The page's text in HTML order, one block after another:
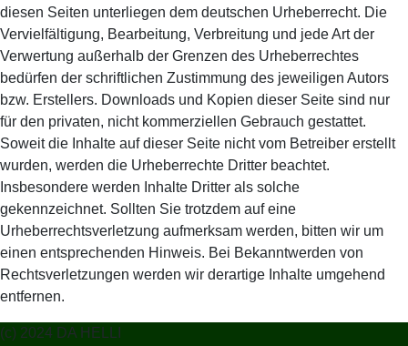
diesen Seiten unterliegen dem deutschen Urheberrecht. Die
Vervielfältigung, Bearbeitung, Verbreitung und jede Art der
Verwertung außerhalb der Grenzen des Urheberrechtes
bedürfen der schriftlichen Zustimmung des jeweiligen Autors
bzw. Erstellers. Downloads und Kopien dieser Seite sind nur
für den privaten, nicht kommerziellen Gebrauch gestattet.
Soweit die Inhalte auf dieser Seite nicht vom Betreiber erstellt
wurden, werden die Urheberrechte Dritter beachtet.
Insbesondere werden Inhalte Dritter als solche
gekennzeichnet. Sollten Sie trotzdem auf eine
Urheberrechtsverletzung aufmerksam werden, bitten wir um
einen entsprechenden Hinweis. Bei Bekanntwerden von
Rechtsverletzungen werden wir derartige Inhalte umgehend
entfernen.
(c) 2024 DA HELLI